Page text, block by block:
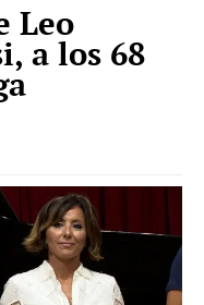
Leo
a los 68